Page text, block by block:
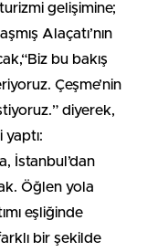
gelişimine;
Alaçatı’nın
bu bakış
Çeşme’nin
diyerek,
İstanbul’dan
Öğlen yola
eşliğinde
bir şekilde